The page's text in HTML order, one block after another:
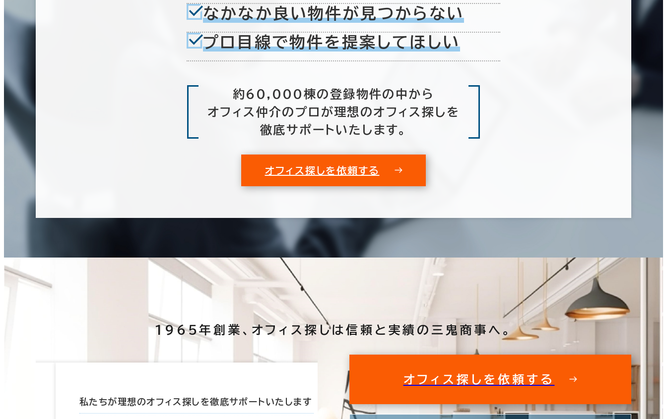
なかなか良い物件が 見つからない
プロ目線で物件を提案してほしい
約60,000棟の登録物件の中から
オフィス仲介のプロが理想のオフィス探しを
徹底サポートいたします。
オフィス探しを依頼する
中央区 (336)
0室
この条件で検索する
20年以内 30年以内
駐車場設備あり 1フロア面積100坪以上
0室
この条件で検索する
1965年創業、 オフィス探しは信頼と実績の三鬼商事へ。
私たちが理想のオフィス探しを徹底サポートいたします 私
オフィス探しを依頼する